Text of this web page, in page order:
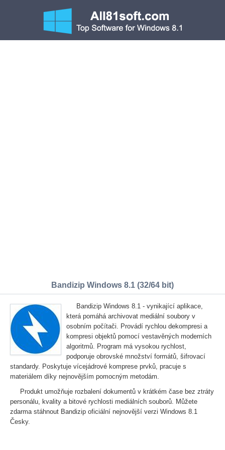
Bandizip Windows 8.1 (32/64 bit)
Bandizip Windows 8.1 - vynikající aplikace,
která pomáhá archivovat mediální soubory v
osobním počítači. Provádí rychlou dekompresi a
kompresi objektů pomocí vestavěných moderních
algoritmů. Program má vysokou rychlost,
podporuje obrovské množství formátů, šifrovací
standardy. Poskytuje vícejádrové komprese prvků, pracuje s
materiálem díky nejnovějším pomocným metodám.
Produkt umožňuje rozbalení dokumentů v krátkém čase bez ztráty
personálu, kvality a bitové rychlosti mediálních souborů. Můžete
zdarma stáhnout Bandizip oficiální nejnovější verzi Windows 8.1
Česky.